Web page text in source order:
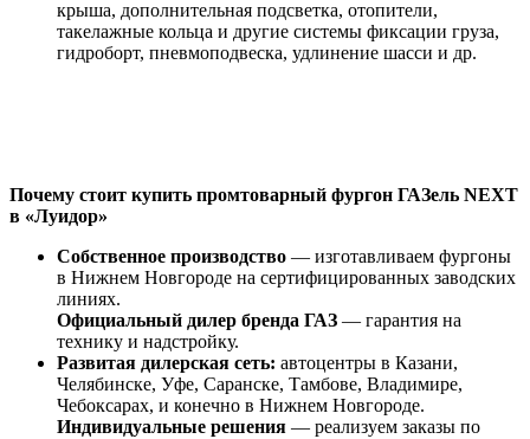
крыша, дополнительная подсветка, отопители,
такелажные кольца и другие системы фиксации груза,
гидроборт, пневмоподвеска, удлинение шасси и др.
Почему стоит купить промтоварный фургон ГАЗель NEXT
в «Луидор»
Собственное производство — изготавливаем фургоны
в Нижнем Новгороде на сертифицированных заводских
линиях.
Официальный дилер бренда ГАЗ — гарантия на
технику и надстройку.
Развитая дилерская сеть: автоцентры в Казани,
Челябинске, Уфе, Саранске, Тамбове, Владимире,
Чебоксарах, и конечно в Нижнем Новгороде.
Индивидуальные решения — реализуем заказы по